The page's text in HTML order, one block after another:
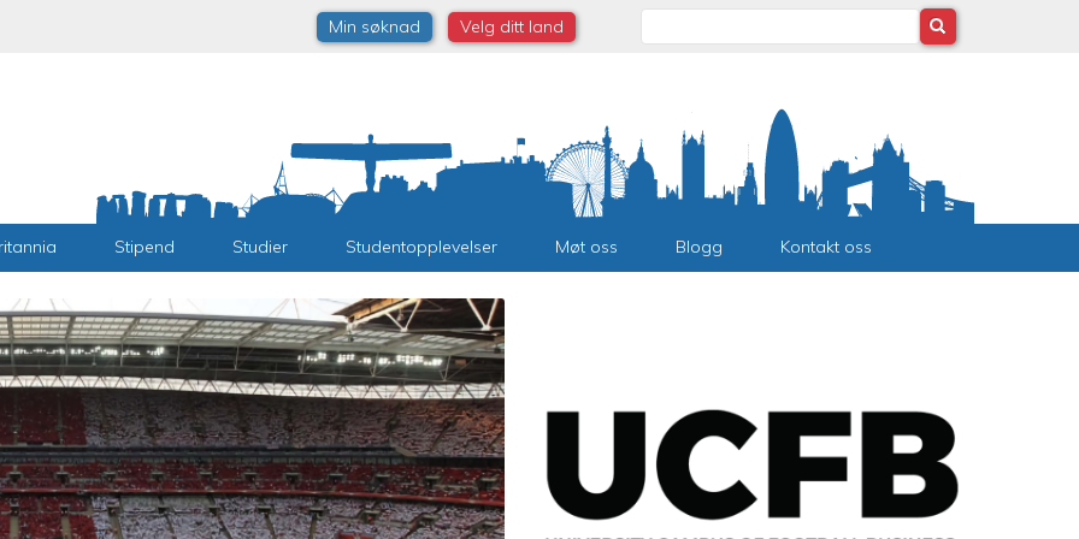
Min søknad Velg ditt land
Stipend Studier Studentopplevelser Møt oss Blogg Kontakt oss